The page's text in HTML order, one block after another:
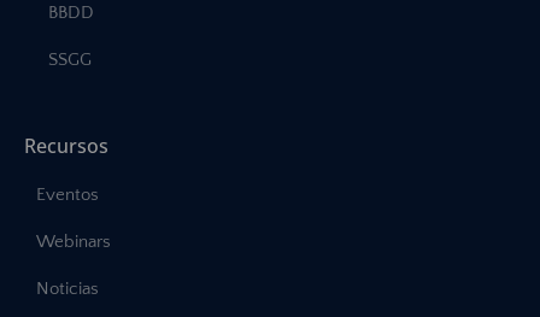
BBDD
SSGG
Recursos
Eventos
Webinars
Noticias